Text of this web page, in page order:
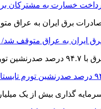
خسارت به مشترکان
ایران به عراق متوقف